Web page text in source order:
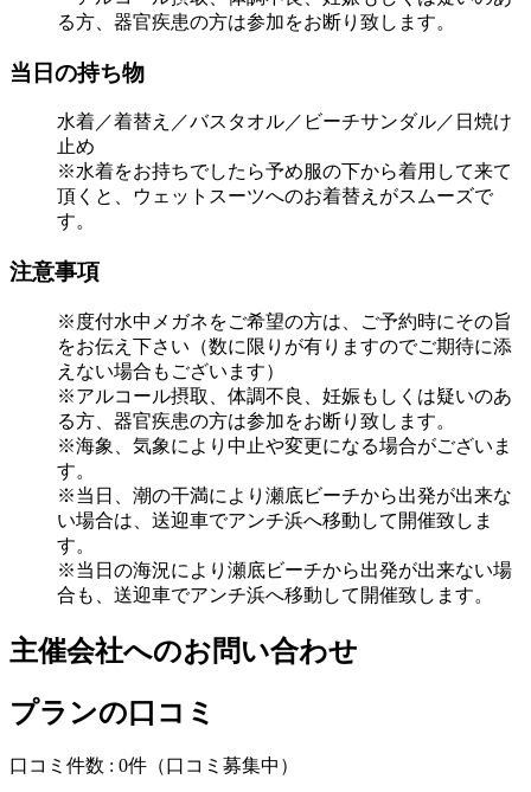
る方、器官疾患の方は参加をお断り致します。
当日の持ち物
水着／着替え／バスタオル／ビーチサンダル／日焼け
止め
※水着をお持ちでしたら予め服の下から着用して来て
頂くと、ウェットスーツへのお着替えがスムーズで
す。
注意事項
※度付水中メガネをご希望の方は、ご予約時にその旨
をお伝え下さい（数に限りが有りますのでご期待に添
えない場合もございます）
※アルコール摂取、体調不良、妊娠もしくは疑いのあ
る方、器官疾患の方は参加をお断り致します。
※海象、気象により中止や変更になる場合がございま
す。
※当日、潮の干満により瀬底ビーチから出発が出来な
い場合は、送迎車でアンチ浜へ移動して開催致しま
す。
※当日の海況により瀬底ビーチから出発が出来ない場
合も、送迎車でアンチ浜へ移動して開催致します。
主催会社へのお問い合わせ
プランの口コミ
口コミ件数 : 0件 （口コミ募集中）